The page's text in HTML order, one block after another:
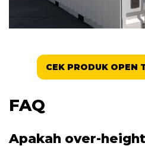
CEK PRODUK OPEN
FAQ
Apakah over-